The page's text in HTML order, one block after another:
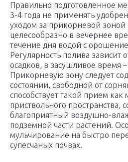
Правильно подготовленное
3-4 года не применять
уходом за прикорневой
целесообразно в вечернее
течение дня водой с
Регулярность полива зависит
осадков, в засушливое время
Прикорневую зону следует
состоянии, свободной от
способствует такой прием как
приствольного пространства,
благоприятный воздушно-
подземной части растений.
мульчирование на быстро
супесчаных почвах.